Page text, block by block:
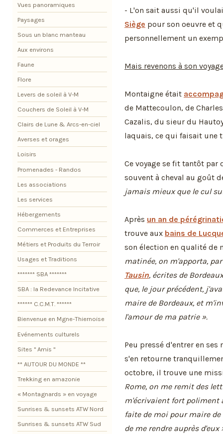
- L'on sait aussi qu'il
Siège pour son oeuvre et
personnellement un
Mais revenons à son
Montaigne était
de Mattecoulon, de
Cazalis, du sieur du
laquais, ce qui faisait une
Ce voyage se fit tantôt
souvent à cheval au goût
jamais mieux que le cul
Après un an de
trouve aux bains de
son élection en qualité de
matinée, on m'apporta,
Tausin, écrites de
que, le jour précédent,
maire de Bordeaux, et
l'amour de ma patrie ».
Peu pressé d'entrer en
s'en retourne
octobre, il trouve une
Rome, on me remit des
m'écrivaient fort poliment
faite de moi pour maire
de me rendre auprès d'eux
Vues panoramiques
Paysages
Sous un blanc manteau
Aux environs
Faune
Flore
Levers de soleil à V-M
Couchers de Soleil à V-M
Clairs de Lune & Arcs-en-ciel
Averses et orages
Loisirs
Promenades - Randos
Les associations
Les services
Hébergements
Commerces et Entreprises
Métiers et Produits du Terroir
Usages et Traditions
******* SBA *******
SBA : la Redevance Incitative
****** C.C.M.T. ******
Bienvenue en Mgne-Thiernoise
Evénements culturels
Sites " Amis "
** AUTOUR DU MONDE **
Trekking en amazonie
« Montagnards » en voyage
Sunrises & sunsets ATW Nord
Sunrises & sunsets ATW Sud